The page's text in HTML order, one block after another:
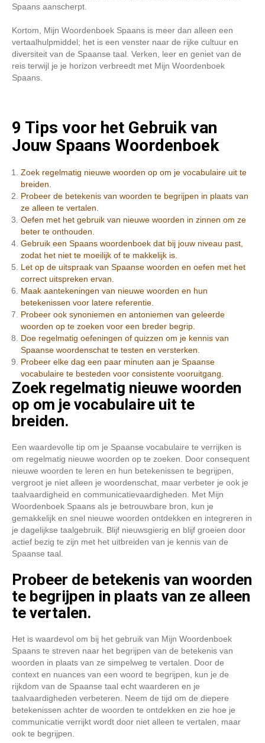
Spaans aanscherpt.
Kortom, Mijn Woordenboek Spaans is meer dan alleen een
vertaalhulpmiddel; het is een venster naar de rijke cultuur en
diversiteit van de Spaanse taal. Verken, leer en geniet van de
reis terwijl je je horizon verbreedt met Mijn Woordenboek
Spaans.
9 Tips voor het Gebruik van
Jouw Spaans Woordenboek
Zoek regelmatig nieuwe woorden op om je vocabulaire uit te
breiden.
Probeer de betekenis van woorden te begrijpen in plaats van
ze alleen te vertalen.
Oefen met het gebruik van nieuwe woorden in zinnen om ze
beter te onthouden.
Gebruik een Spaans woordenboek dat bij jouw niveau past,
zodat het niet te moeilijk of te makkelijk is.
Let op de uitspraak van Spaanse woorden en oefen met het
correct uitspreken ervan.
Maak aantekeningen van nieuwe woorden en hun
betekenissen voor latere referentie.
Probeer ook synoniemen en antoniemen van geleerde
woorden op te zoeken voor een breder begrip.
Doe regelmatig oefeningen of quizzen om je kennis van
Spaanse woordenschat te testen en versterken.
Probeer elke dag een paar minuten aan je Spaanse
vocabulaire te besteden voor consistente vooruitgang.
Zoek regelmatig nieuwe woorden
op om je vocabulaire uit te
breiden.
Een waardevolle tip om je Spaanse vocabulaire te verrijken is
om regelmatig nieuwe woorden op te zoeken. Door consequent
nieuwe woorden te leren en hun betekenissen te begrijpen,
vergroot je niet alleen je woordenschat, maar verbeter je ook je
taalvaardigheid en communicatievaardigheden. Met Mijn
Woordenboek Spaans als je betrouwbare bron, kun je
gemakkelijk en snel nieuwe woorden ontdekken en integreren in
je dagelijkse taalgebruik. Blijf nieuwsgierig en blijf groeien door
actief bezig te zijn met het uitbreiden van je kennis van de
Spaanse taal.
Probeer de betekenis van woorden
te begrijpen in plaats van ze alleen
te vertalen.
Het is waardevol om bij het gebruik van Mijn Woordenboek
Spaans te streven naar het begrijpen van de betekenis van
woorden in plaats van ze simpelweg te vertalen. Door de
context en nuances van een woord te begrijpen, kun je de
rijkdom van de Spaanse taal echt waarderen en je
taalvaardigheden verbeteren. Neem de tijd om de diepere
betekenissen achter de woorden te ontdekken en zie hoe je
communicatie verrijkt wordt door niet alleen te vertalen, maar
ook te begrijpen.